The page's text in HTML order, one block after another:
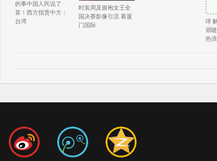
的事中国人民说了
算！西方指责中方：
台湾
时装周及旗袍女王全
国决赛影像引流 看厦
门国际
球
眉
热